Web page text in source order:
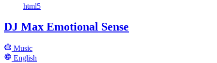
html5
DJ Max Emotional Sense
Music
English